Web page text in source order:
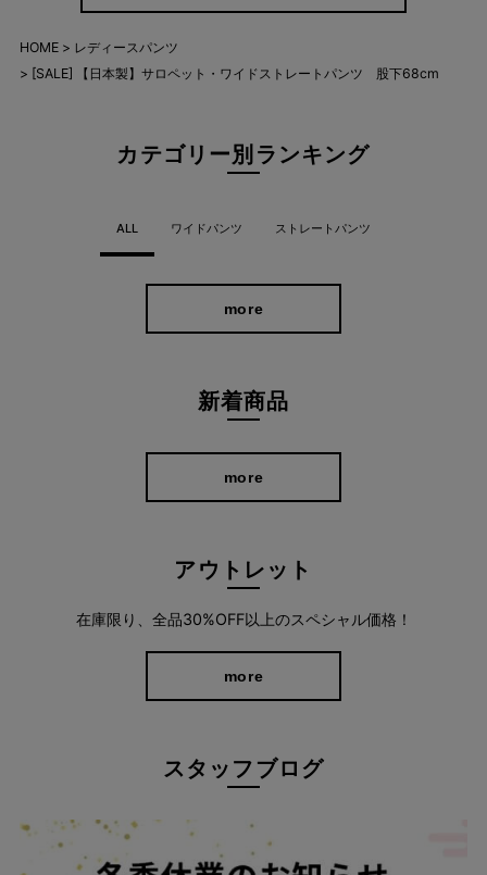
人っぽいデザインに仕上げています。
おうち時間はもちろん、夏のお出かけにもぴったりなパンツです
コーディネートしやすいカラー
ブラウスやTシャツなど、どんなトップスとも好相性。
ングが決まります。
HOME
レディースパンツ
[SALE] 【日本製】サロペット・ワイドストレートパンツ 股下68cm
カテゴリー別ランキング
ALL ワイドパンツ ストレートパンツ
more
新着商品
more
アウトレット
在庫限り、全品30%OFF以上のスペシャル価格！
more
スタッフブログ